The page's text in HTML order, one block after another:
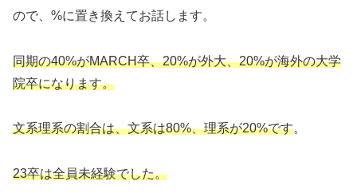
ので、%に置き換えてお話します。
同期の40%がMARCH卒、20%が外大、20%が海外の大学
院卒になります。
文系理系の割合は、文系は80%、理系が20%です。
23卒は全員未経験でした。